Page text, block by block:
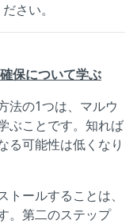
ださい。
保について学ぶ
法の1つは、マルウ
ぶことです。知れば
る可能性は低くなり
ールすることは、
。第二のステップ